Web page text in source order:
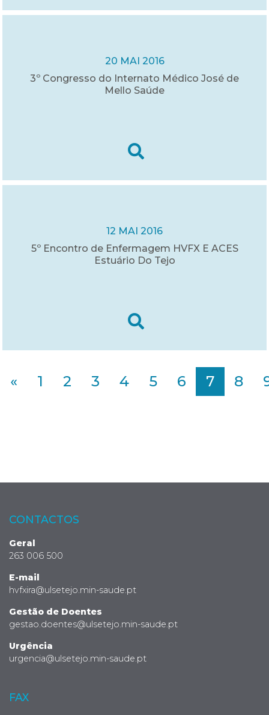
20 MAI 2016
3º Congresso do Internato Médico José de
Mello Saúde
12 MAI 2016
5º Encontro de Enfermagem HVFX E ACES
Estuário Do Tejo
« 1 2 3 4 5 6 7 8
CONTACTOS
Geral
263 006 500
E-mail
hvfxira@ulsetejo.min-saude.pt
Gestão de Doentes
gestao.doentes@ulsetejo.min-saude.pt
Urgência
urgencia@ulsetejo.min-saude.pt
FAX